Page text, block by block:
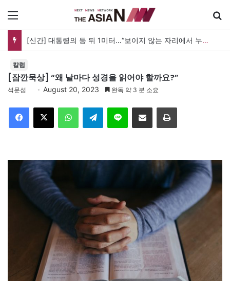
[신간] 대통령의 등 뒤 1미터…“보이지 않는 자리에서 누구를 지킨다는 것”
칼럼
[잠깐묵상] “왜 날마다 성경을 읽어야 할까요?”
석문섭 August 20, 2023 완독 약 3 분 소요
Telegram 이메일